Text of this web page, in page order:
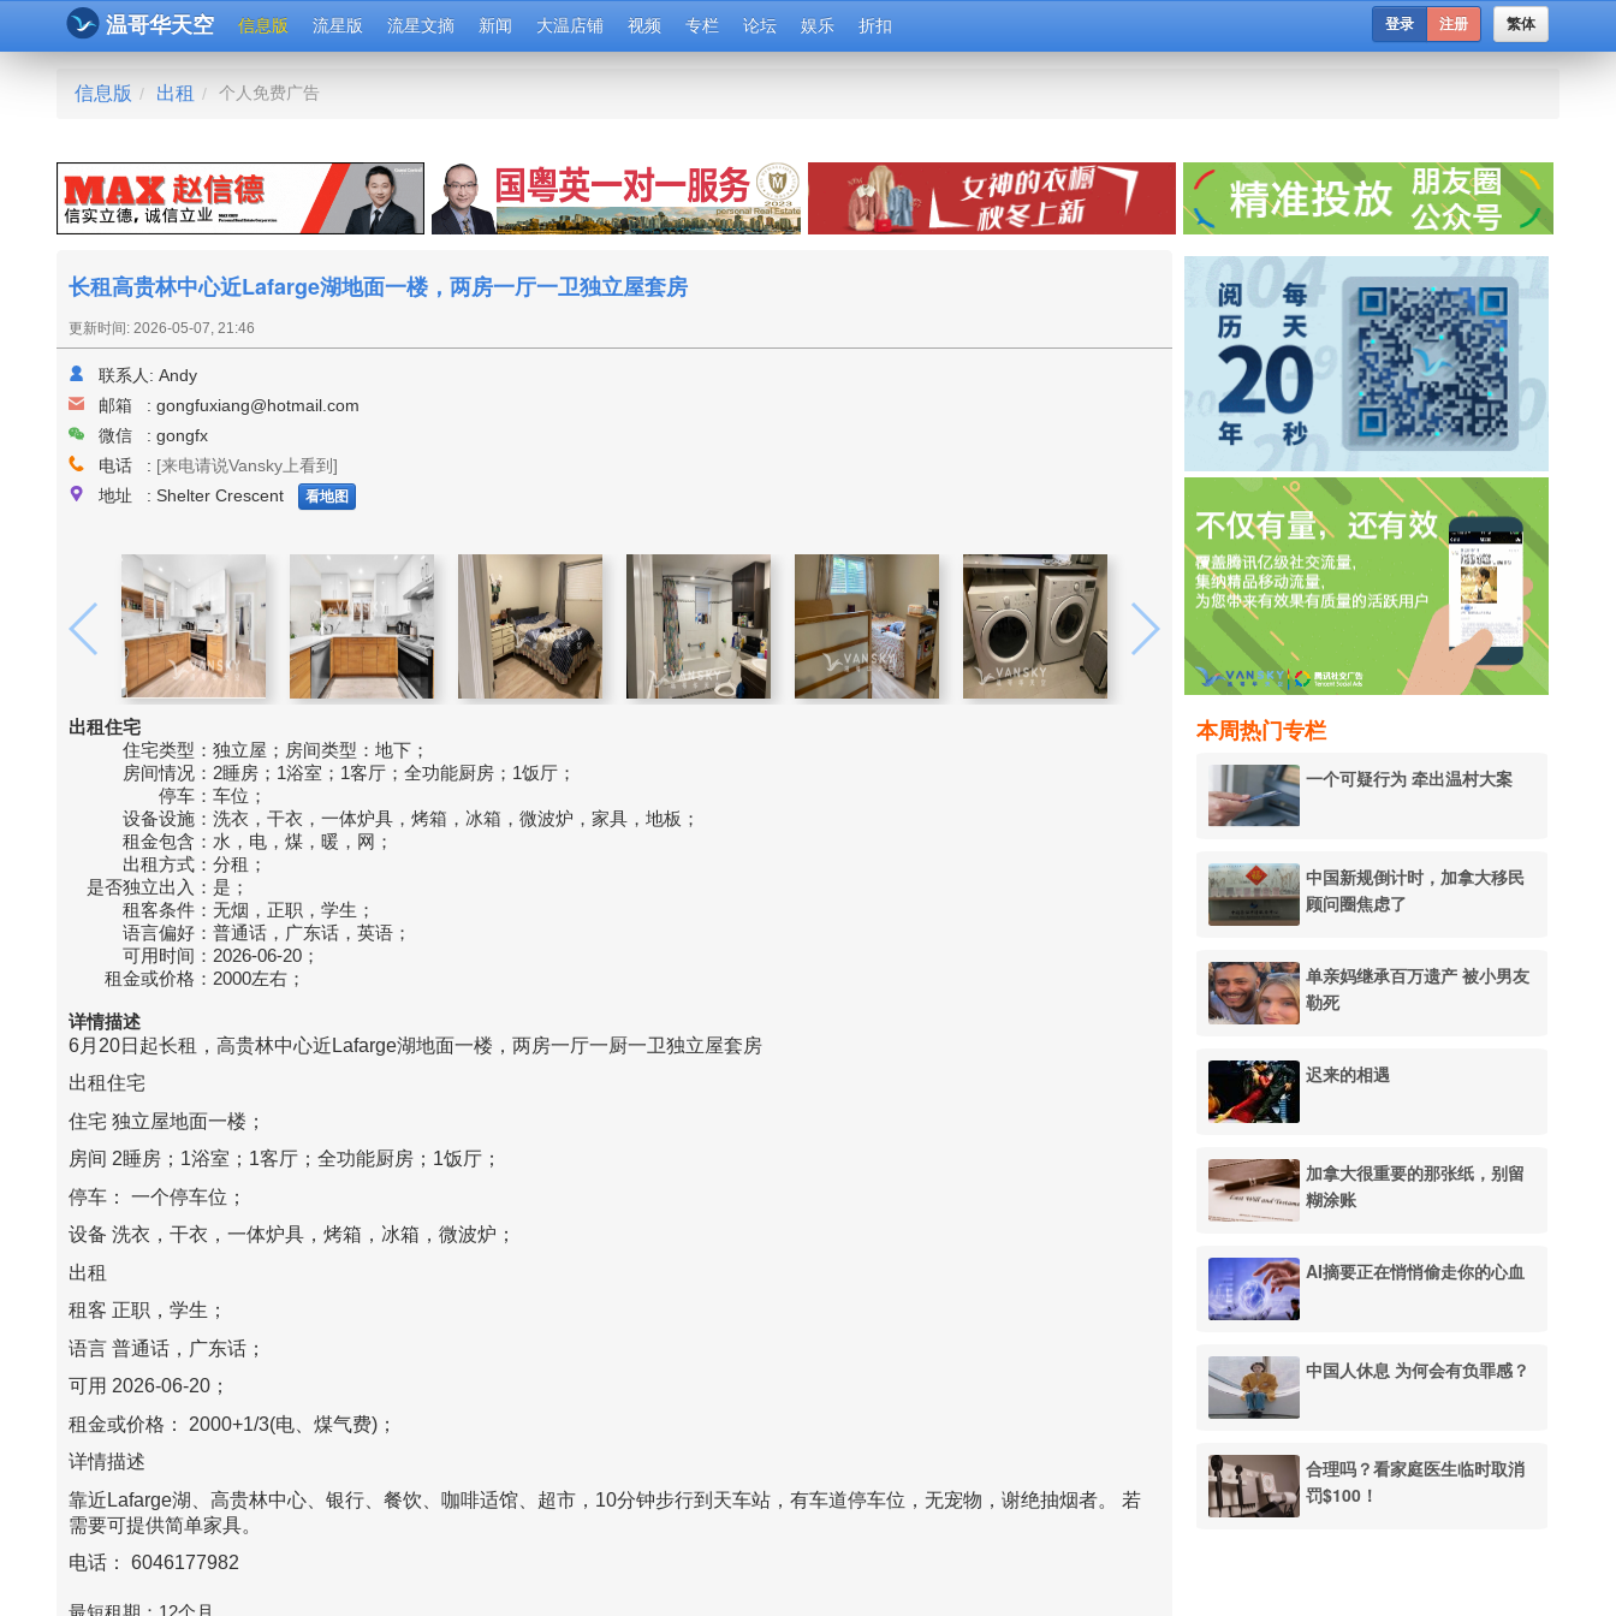
温哥华天空 信息版 流星版 流星文摘 新闻 大温店铺 视频 专栏 论坛 娱乐 折扣 繁体
登录 注册
信息版 / 出租 / 个人免费广告
本周热门专栏
一个可疑行为 牵出温村大案
中国新规倒计时，加拿大移民
顾问圈焦虑了
单亲妈继承百万遗产 被小男友
勒死
迟来的相遇
加拿大很重要的那张纸，别留
糊涂账
AI摘要正在悄悄偷走你的心血
中国人休息 为何会有负罪感？
合理吗？看家庭医生临时取消
罚$100！
长租高贵林中心近Lafarge湖地面一楼，两房一厅一卫独立屋套房
更新时间: 2026-05-07, 21:46
联系人: Andy
邮箱 : gongfuxiang@hotmail.com
微信 : gongfx
电话 : [来电请说Vansky上看到]
地址 : Shelter Crescent
看地图
出租住宅
住宅类型： 独立屋；房间类型：地下；
房间情况： 2睡房；1浴室；1客厅；全功能厨房；1饭厅；
停车： 车位；
设备设施： 洗衣，干衣，一体炉具，烤箱，冰箱，微波炉，家具，地板；
租金包含： 水，电，煤，暖，网；
出租方式： 分租；
是否独立出入： 是；
租客条件： 无烟，正职，学生；
语言偏好： 普通话，广东话，英语；
可用时间： 2026-06-20；
租金或价格： 2000左右；
详情描述
6月20日起长租，高贵林中心近Lafarge湖地面一楼，两房一厅一厨一卫独立屋套房
出租住宅
住宅 独立屋地面一楼；
房间 2睡房；1浴室；1客厅；全功能厨房；1饭厅；
停车： 一个停车位；
设备 洗衣，干衣，一体炉具，烤箱，冰箱，微波炉；
出租
租客 正职，学生；
语言 普通话，广东话；
可用 2026-06-20；
租金或价格： 2000+1/3(电、煤气费)；
详情描述
靠近Lafarge湖、高贵林中心、银行、餐饮、咖啡适馆、超市，10分钟步行到天车站，有车道停车位，无宠物，谢绝抽烟者。 若
需要可提供简单家具。
电话： 6046177982
最短租期：12个月